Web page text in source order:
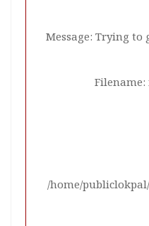
Message: Trying to
Filename:
/home/